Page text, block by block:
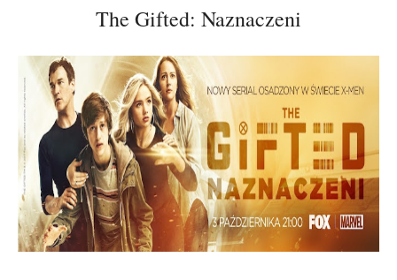
The Gifted: Naznaczeni